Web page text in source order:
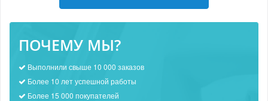
ПОЧЕМУ МЫ?
Выполнили свыше 10 000 заказов
Более 10 лет успешной работы
Более 15 000 покупателей